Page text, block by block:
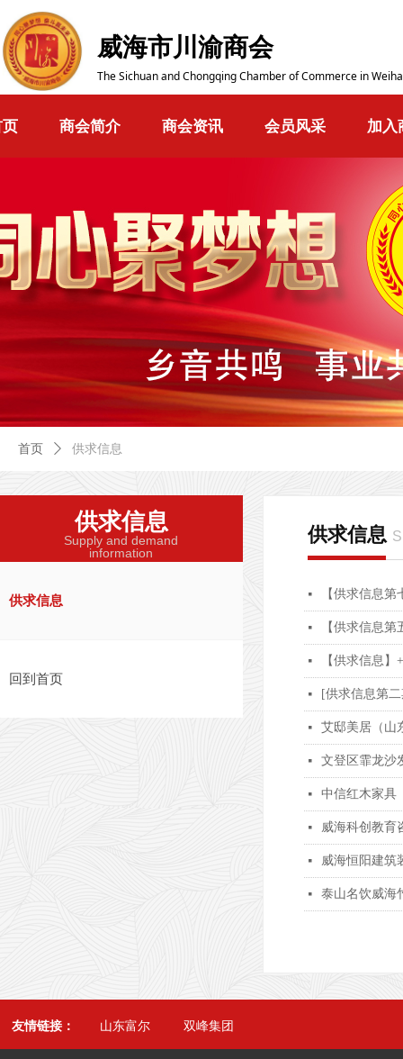
威海市川渝商会
The Sichuan and Chongqing Chamber of Commerce in
商会简介 商会资讯 会员风采 加入
首页 ꄲ 供求信息
供求信息
넷 【供求信息
넷 【供求信息
넷 【供求信息
넷 [供求信息第
넷 艾邸美居（山
넷 文登区霏龙沙
넷 中信红木家具
넷 威海科创教育
넷 威海恒阳建筑
넷 泰山名饮威海
供求信息
Supply and demand
information
供求信息
回到首页
友情链接： 山东富尔 双峰集团